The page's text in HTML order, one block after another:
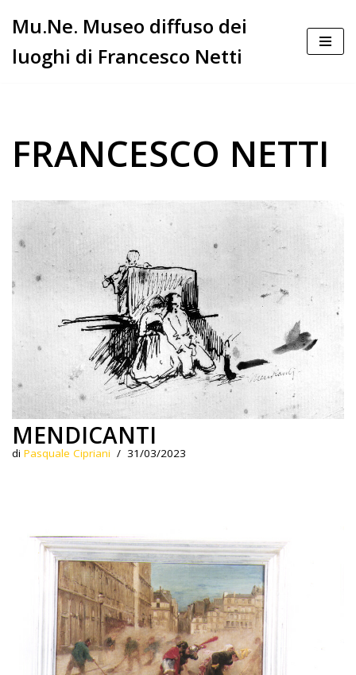
al
Mu.Ne. Museo diffuso dei
luoghi di Francesco Netti
FRANCESCO NETTI
MENDICANTI
di Pasquale Cipriani 31/03/2023